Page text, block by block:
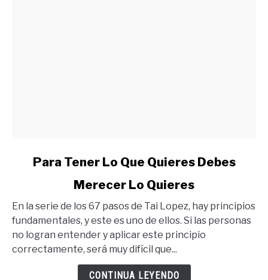
Tener
Lo
Que
Quieres
Para Tener Lo Que Quieres Debes
Merecer Lo Quieres
En la serie de los 67 pasos de Tai Lopez, hay principios
fundamentales, y este es uno de ellos. Si las personas
no logran entender y aplicar este principio
correctamente, será muy difícil que...
CONTINUA LEYENDO